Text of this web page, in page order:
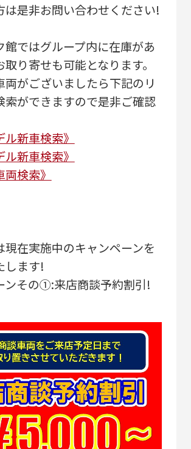
は是非お問い合わせください!
館ではグループ内に在庫があ
り寄せも可能となります。
両がございましたら下記のリ
索ができますので是非ご確認
ル新車検索》
ル新車検索》
両検索》
現在実施中のキャンペーンを
します!
ンその①:来店商談予約割引!